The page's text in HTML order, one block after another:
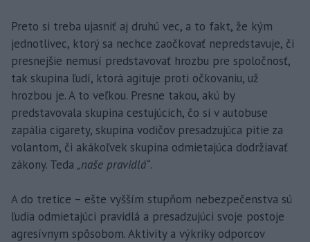
Preto si treba ujasniť aj druhú vec, a to fakt, že kým
jednotlivec, ktorý sa nechce zaočkovať nepredstavuje, či
presnejšie nemusí predstavovať hrozbu pre spoločnosť,
tak skupina ľudí, ktorá agituje proti očkovaniu, už
hrozbou je. A to veľkou. Presne takou, akú by
predstavovala skupina cestujúcich, čo si v autobuse
zapália cigarety, skupina vodičov presadzujúca pitie za
volantom, či akákoľvek skupina odmietajúca dodržiavať
zákony. Teda „naše pravidlá“.
A do tretice – ešte vyšším stupňom nebezpečenstva sú
ľudia odmietajúci pravidlá a presadzujúci svoje postoje
agresívnym spôsobom. Aktivity a výkriky odporcov